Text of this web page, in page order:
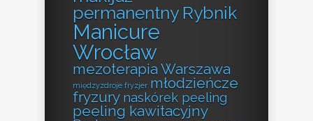
permanentny Rybnik
Manicure
Wrocław
mezoterapia Warszawa
międzyzdroje fryzjer młodzieńcze
fryzury naskórek peeling
peeling kawitacyjny